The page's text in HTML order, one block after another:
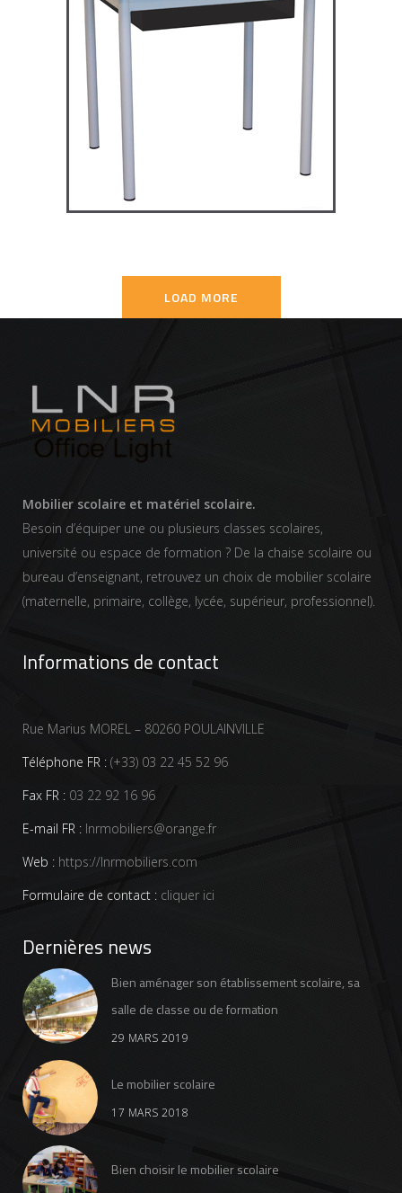
TD4P75 – Dale table 4 pieds
70×50
TABLES SECONDAIRE
LOAD MORE
Mobilier scolaire et matériel scolaire.
Besoin d’équiper une ou plusieurs classes scolaires,
université ou espace de formation ? De la chaise scolaire ou
bureau d’enseignant, retrouvez un choix de mobilier scolaire
(maternelle, primaire, collège, lycée, supérieur, professionnel).
Informations de contact
Rue Marius MOREL – 80260 POULAINVILLE
Téléphone FR : (+33) 03 22 45 52 96
Fax FR : 03 22 92 16 96
E-mail FR : lnrmobiliers@orange.fr
Web : https://lnrmobiliers.com
Formulaire de contact : cliquer ici
Dernières news
Bien aménager son établissement scolaire, sa
salle de classe ou de formation
29 MARS 2019
Le mobilier scolaire
17 MARS 2018
Bien choisir le mobilier scolaire